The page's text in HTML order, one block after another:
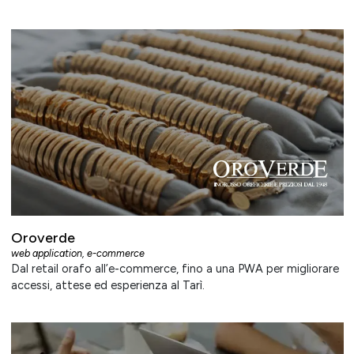
Oroverde
web application, e-commerce
Dal retail orafo all’e-commerce, fino a una PWA per migliorare
accessi, attese ed esperienza al Tarì.